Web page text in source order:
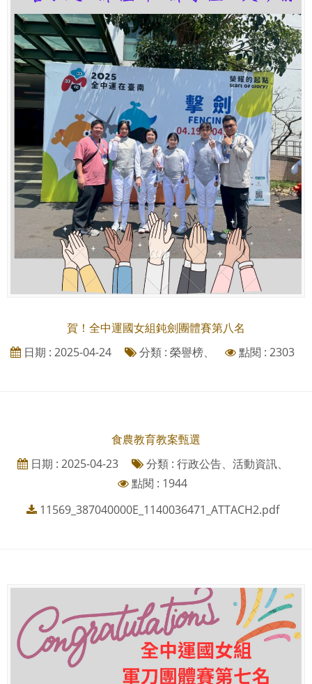
賀！全中運國女組鈍劍團體賽第八名
日期 : 2025-04-24
分類 : 榮譽榜、 點閱 : 2303
食農教育教案甄選
日期 : 2025-04-23
分類 : 行政公告、活動資訊、
點閱 : 1944
11569_387040000E_1140036471_ATTACH2.pdf